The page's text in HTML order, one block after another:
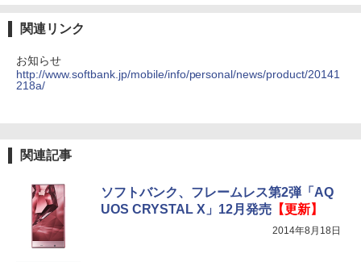
関連リンク
お知らせ
http://www.softbank.jp/mobile/info/personal/news/product/20141
218a/
関連記事
ソフトバンク、フレームレス第2弾「AQ
UOS CRYSTAL X」12月発売【更新】
2014年8月18日